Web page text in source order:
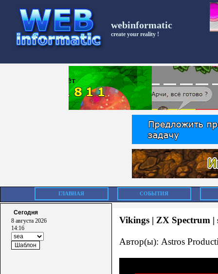
webinformatic
create your reality !
ГЛАВНАЯ СОБЫТИЯ
Сегодня
8 августа 2026
14:16
Vikings | ZX Spectrum |
Автор(ы): Astros